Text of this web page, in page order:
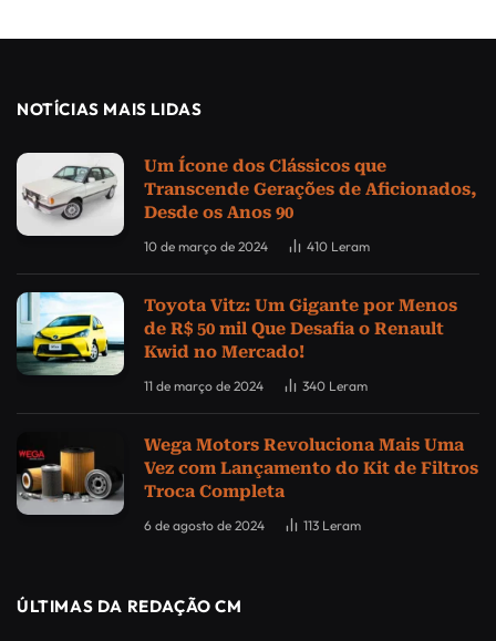
NOTÍCIAS MAIS LIDAS
Um Ícone dos Clássicos que
Transcende Gerações de Aficionados,
Desde os Anos 90
10 de março de 2024 410 Leram
Toyota Vitz: Um Gigante por Menos
de R$ 50 mil Que Desafia o Renault
Kwid no Mercado!
11 de março de 2024 340 Leram
Wega Motors Revoluciona Mais Uma
Vez com Lançamento do Kit de Filtros
Troca Completa
6 de agosto de 2024 113 Leram
ÚLTIMAS DA REDAÇÃO CM